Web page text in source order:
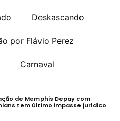
Deskascando
por Flávio Perez
Carnaval
de Memphis Depay com
tem último impasse jurídico